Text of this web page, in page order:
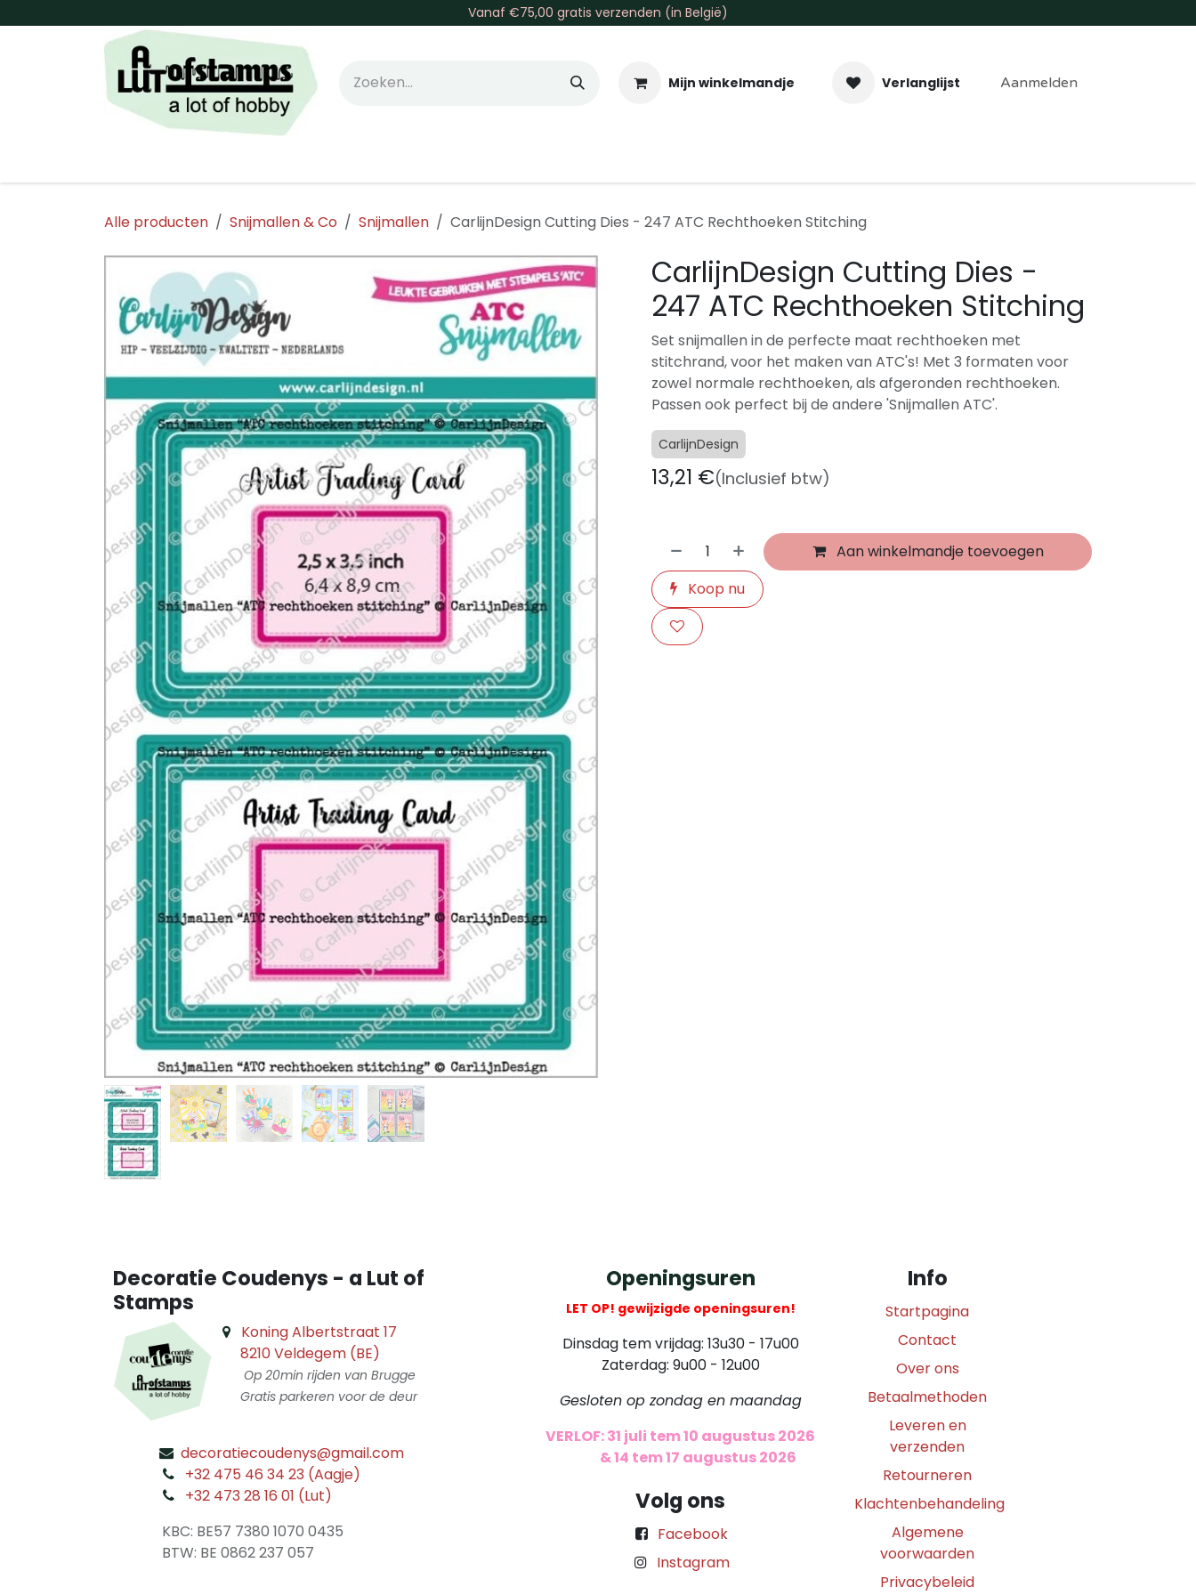
Vanaf €75,00 gratis verzenden (in België)
Mijn winkelmandje Verlanglijst Aanmelden
Alle producten Snijmallen & Co Snijmallen CarlijnDesign Cutting Dies - 247 ATC Rechthoeken Stitching
CarlijnDesign Cutting Dies -
247 ATC Rechthoeken Stitching
Set snijmallen in de perfecte maat rechthoeken met
stitchrand, voor het maken van ATC's! Met 3 formaten voor
zowel normale rechthoeken, als afgeronden rechthoeken.
Passen ook perfect bij de andere 'Snijmallen ATC'.
CarlijnDesign
13,21 €(Inclusief btw)
Aan winkelmandje toevoegen
Koop nu
Decoratie Coudenys - a Lut of
Stamps
Koning Albertstraat 17
8210 Veldegem (BE)
Op 20min rijden van Brugge
Gratis parkeren voor de deur
decoratiecoudenys@gmail.com
+32 475 46 34 23 (Aagje)
+32 473 28 16 01 (Lut)
KBC: BE57 7380 1070 0435
​ BTW: BE 0862 237 057
Openingsuren
LET OP! gewijzigde openingsuren!
Dinsdag tem vrijdag: 13u30 - 17u00
Zaterdag: 9u00 - 12u00
Gesloten op zondag en maandag
VERLOF: 31 juli tem 10 augustus 2026
& 14 tem 17 augustus 2026
Info
Startpagina
Contact
Over ons
Betaalmethoden
Leveren en
verzenden
Retourneren
Klachtenbehandeling
Algemene
voorwaarden
Privacybeleid
Volg ons
Facebook
Instagram